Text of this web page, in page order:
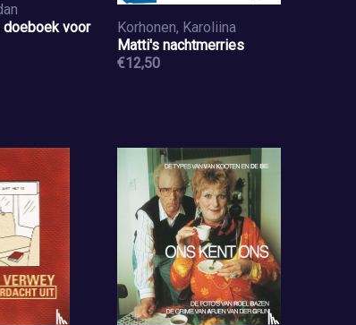
voor
Korhonen, Karoliina
Matti's nachtmerries
€12,50